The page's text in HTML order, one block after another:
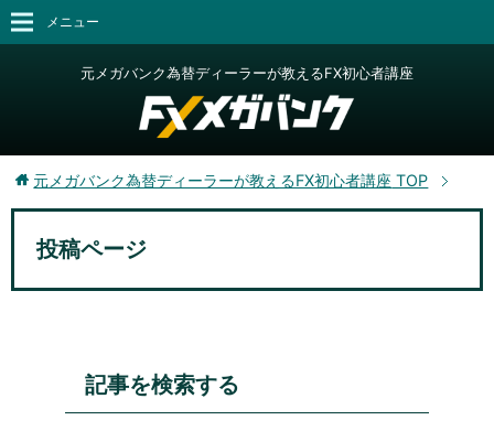
元メガバンク為替ディーラーが教えるFX初心者講座
メニュー
元メガバンク為替ディーラーが教えるFX初心者講座 TOP
投稿ページ
記事を検索する